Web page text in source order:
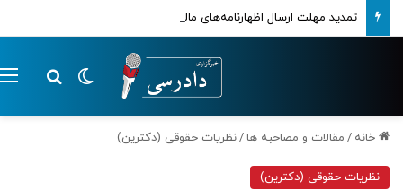
تمدید مهلت ارسال اظهارنامه‌های مالیاتی تا پایان تابستان 1405
تغییر پوسته
خانه / مقالات و مصاحبه ها /نظریات حقوقی (دکترین)
نظریات حقوقی (دکترین)